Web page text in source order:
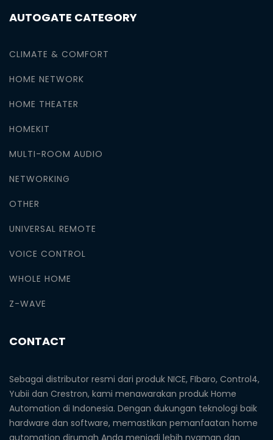
AUTOGATE CATEGORY
CLIMATE & COMFORT
HOME NETWORK
HOME THEATER
HOMEKIT
MULTI-ROOM AUDIO
NETWORKING
OTHER
UNIVERSAL REMOTE
VOICE CONTROL
WHOLE HOME
Z-WAVE
CONTACT
Sebagai distributor resmi dari produk NICE, FIbaro, Control4,
Yubii dan Crestron, kami menawarakan produk Home
Automation di Indonesia. Dengan dukungan teknologi baik
hardware dan software, memastikan pemanfaatan home